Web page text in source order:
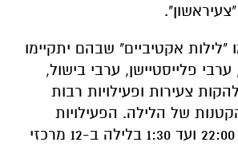
"לילות אקטיביים" שבהם יתקיימו
ערבי פלייסטיישן, ערבי בישול,
צעירות ופעילויות רבות
של הלילה. הפעילויות
יתקיימו מהשעה 22:00 ועד 1:30 בלילה ב-12 מרכזי